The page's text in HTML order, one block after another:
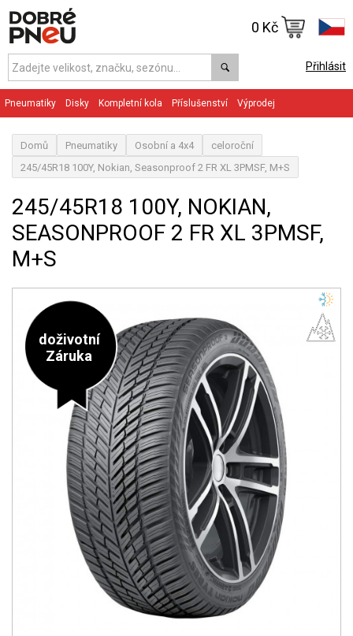
Přihlásit
0 Kč
Pneumatiky Disky Kompletní kola Příslušenství Výprodej
Domů Pneumatiky Osobní a 4x4
celoroční
245/45R18 100Y, Nokian, Seasonproof 2 FR XL 3PMSF, M+S
245/45R18 100Y, NOKIAN,
SEASONPROOF 2 FR XL 3PMSF,
M+S
doživotní
Záruka